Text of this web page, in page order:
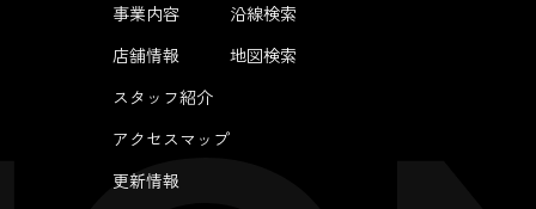
事業内容
店舗情報
スタッフ紹介
アクセスマップ
更新情報
沿線検索
地図検索